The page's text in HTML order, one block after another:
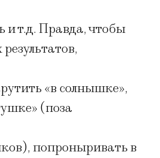
и т.д. Правда, чтобы
«в солнышке»,
(поза
попроныривать в